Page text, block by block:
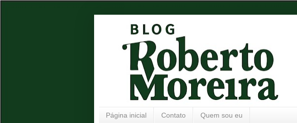
Página inicial Contato Quem sou eu